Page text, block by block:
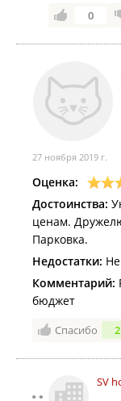
0
27 ноября 2019 г.
Оценка:
Достоинства:
ценам.
Парковка.
Недостатки:
Комментарий:
бюджет
Спасибо 2
SV